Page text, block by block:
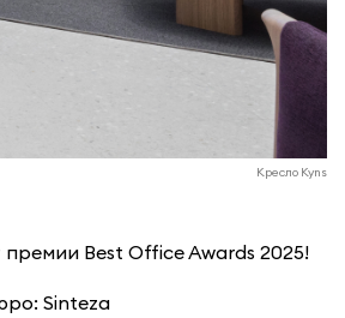
Кресло Kyns
Best Office Awards 2025!
Sinteza